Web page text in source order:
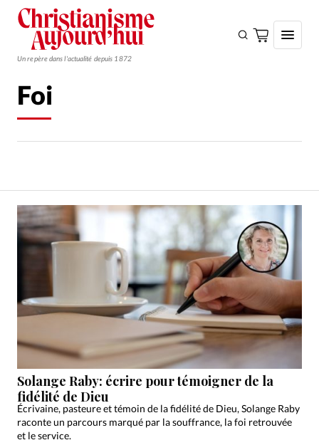
Un repère dans l'actualité depuis 1872
Tous les articles
Faire un don
Se connecter
Édition: Suisse
Devise:CHF
RUBRIQUES
Tous les articles
Actualité chrétienne
Actualité internationale
Chronique
Culture
Dossier
Foi Génération réveil
Foi
Solange Raby: écrire pour témoigner de la
fidélité de Dieu
Écrivaine, pasteure et témoin de la fidélité de Dieu, Solange Raby
raconte un parcours marqué par la souffrance, la foi retrouvée
et le service.